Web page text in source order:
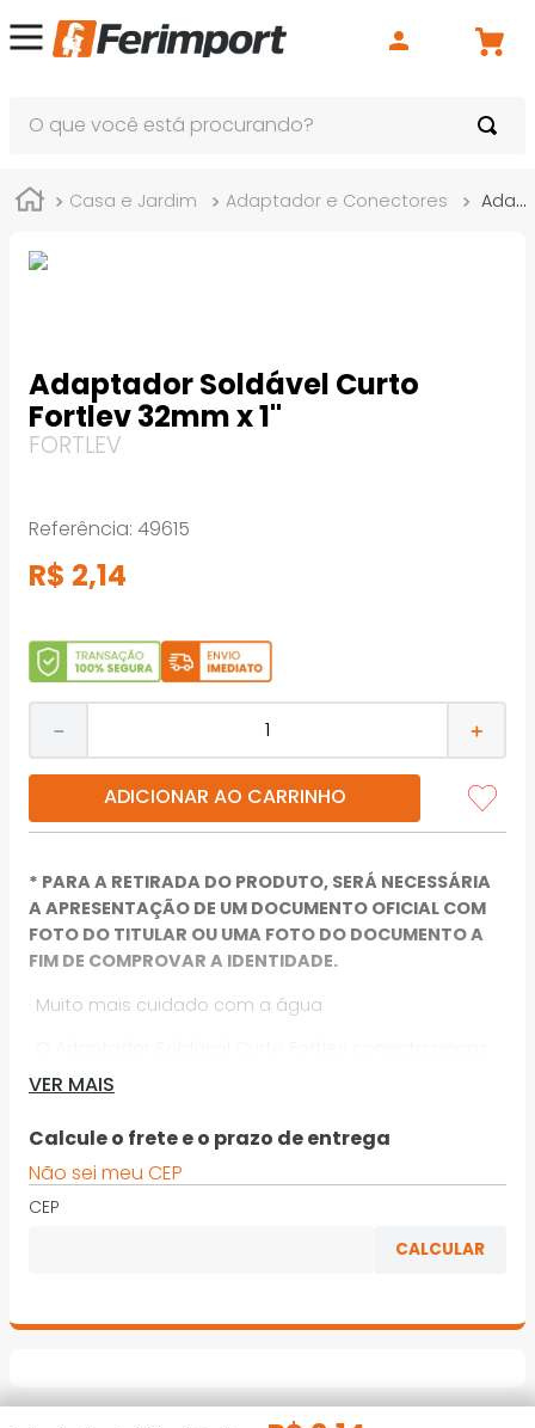
Casa e Jardim Adaptador e Conectores Adaptador Soldável Curto Fortlev 32mm x 1"
Adaptador Soldável Curto
Fortlev 32mm x 1"
FORTLEV
Referência: 49615
R$ 2,14
＋
－
ADICIONAR AO CARRINHO
* PARA A RETIRADA DO PRODUTO, SERÁ NECESSÁRIA
A APRESENTAÇÃO DE UM DOCUMENTO OFICIAL COM
FOTO DO TITULAR OU UMA FOTO DO DOCUMENTO A
FIM DE COMPROVAR A IDENTIDADE.
· Muito mais cuidado com a água
roscáveis, como registros e filtros
7,5Kgf/cm² ou 75 m.c.a. à temperatura de 20°C
· O Sistema Predial de Água Fria Fortlev apresenta um
conjunto de tubulações e conexões,
cuidadosamente desenvolvidas conforme norma
*Imagens meramente ilustrativas
VER MAIS
Calcule o frete e o prazo de entrega
Não sei meu CEP
CEP
Você também pode gostar